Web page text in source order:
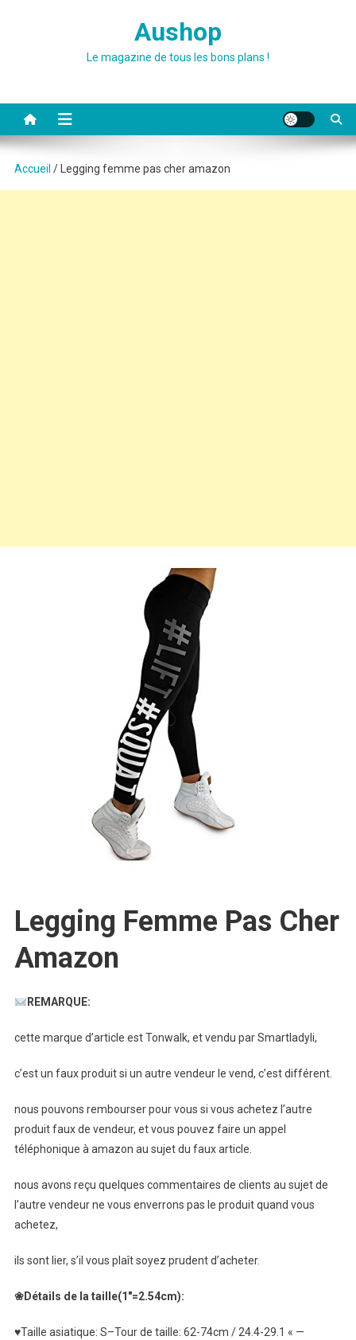
Aushop
Le magazine de tous les bons plans !
Accueil / Legging femme pas cher amazon
Legging Femme Pas Cher
Amazon
REMARQUE:
cette marque d’article est Tonwalk, et vendu par Smartladyli,
c’est un faux produit si un autre vendeur le vend, c’est différent.
nous pouvons rembourser pour vous si vous achetez l’autre
produit faux de vendeur, et vous pouvez faire un appel
téléphonique à amazon au sujet du faux article.
nous avons reçu quelques commentaires de clients au sujet de
l’autre vendeur ne vous enverrons pas le produit quand vous
achetez,
ils sont lier, s’il vous plaît soyez prudent d’acheter.
❀Détails de la taille(1″=2.54cm):
♥Taille asiatique: S–Tour de taille: 62-74cm / 24.4-29.1 « —